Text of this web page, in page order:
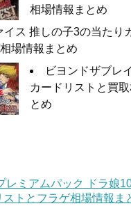
相場情報まとめ
イス 推しの子3の当たり
場情報まとめ
ビヨンドザブレ
カードリストと買
とめ
レミアムパック ドラ娘
トとフラゲ相場情報ま